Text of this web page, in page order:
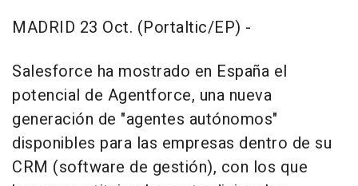
MADRID 23 Oct. (Portaltic/EP) -
Salesforce ha mostrado en España el
potencial de Agentforce, una nueva
generación de "agentes autónomos"
disponibles para las empresas dentro de su
CRM (software de gestión), con los que